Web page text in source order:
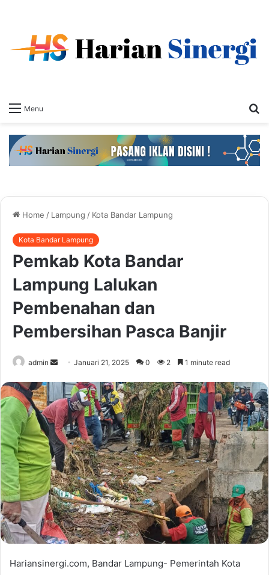
Menu
Home / Lampung / Kota Bandar Lampung
Kota Bandar Lampung
Pemkab Kota Bandar
Lampung Lalukan
Pembenahan dan
Pembersihan Pasca Banjir
admin
Send
email
Januari 21, 2025 0 2 1 minute read
Hariansinergi.com, Bandar Lampung- Pemerintah Kota